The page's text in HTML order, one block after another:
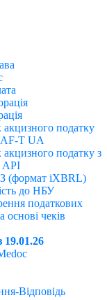
акцизного податку
T UA
податку з
API
(формат іХBRL)
до НБУ
податкових
основі чеків
19.01.26
Відповідь